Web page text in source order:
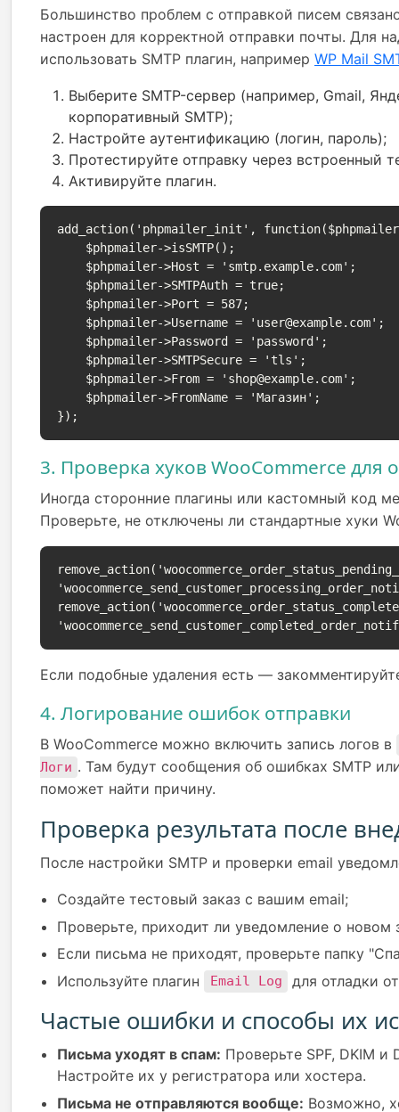
Большинство проблем с отправкой писем
настроен для корректной отправки почты. Для
использовать SMTP плагин, например WP Mail
Выберите SMTP-сервер (например, Gmail,
корпоративный SMTP);
Настройте аутентификацию (логин, пароль);
Протестируйте отправку через встроенный
Активируйте плагин.
add_action('phpmailer_init',
});
3. Проверка хуков WooCommerce для
Иногда сторонние плагины или кастомный код
Проверьте, не отключены ли стандартные хуки
Если подобные удаления есть —
4. Логирование ошибок отправки
В WooCommerce можно включить запись логов в
Логи . Там будут сообщения об ошибках SMTP
поможет найти причину.
Проверка результата после
После настройки SMTP и проверки email
Создайте тестовый заказ с вашим email;
Проверьте, приходит ли уведомление о новом
Если письма не приходят, проверьте папку
Используйте плагин
Email Log для отладки
Частые ошибки и способы их
Письма уходят в спам: Проверьте SPF, DKIM и
Настройте их у регистратора или хостера.
Письма не отправляются вообще: Возможно,